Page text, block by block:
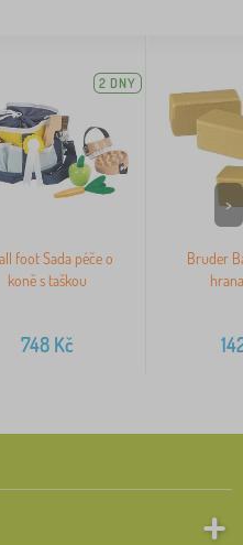
2 DNY
foot Sada péče o
koně s taškou
748 Kč
Bruder
>